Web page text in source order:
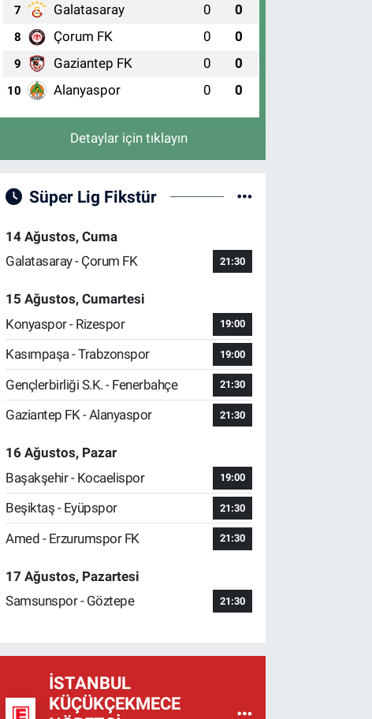
7 Galatasaray 0 0
8 Çorum FK 0 0
9 Gaziantep FK 0 0
10 Alanyaspor 0 0
Detaylar için tıklayın
Süper Lig Fikstür
14 Ağustos, Cuma
Galatasaray - Çorum FK
21:30
15 Ağustos, Cumartesi
Konyaspor - Rizespor
19:00
Kasımpaşa - Trabzonspor 19:00
Gençlerbirliği S.K. - Fenerbahçe 21:30
Gaziantep FK - Alanyaspor 21:30
16 Ağustos, Pazar
Başakşehir - Kocaelispor
19:00
Beşiktaş - Eyüpspor 21:30
Amed - Erzurumspor FK 21:30
17 Ağustos, Pazartesi
Samsunspor - Göztepe
21:30
İSTANBUL
KÜÇÜKÇEKMECE